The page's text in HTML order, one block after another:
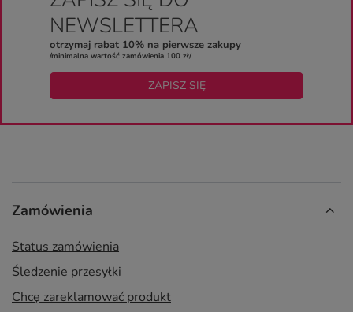
NEWSLETTERA
otrzymaj rabat 10% na pierwsze zakupy
/minimalna wartość zamówienia 100 zł/
ZAPISZ SIĘ
Zamówienia
Status zamówienia
Śledzenie przesyłki
Chcę zareklamować produkt